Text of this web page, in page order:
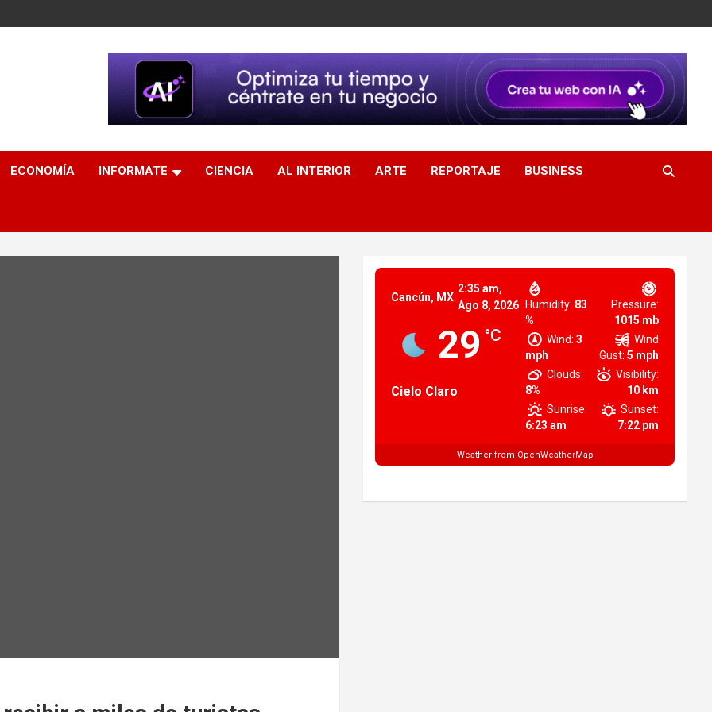
ECONOMÍA INFORMATE CIENCIA AL INTERIOR ARTE REPORTAJE BUSINESS
Cancún, MX
2:35 am,
Ago 8, 2026
29 °C
Cielo Claro
Humidity: 83
%
Pressure:
1015 mb
Wind: 3
mph
Wind
Gust: 5 mph
Clouds:
8%
Visibility:
10 km
Sunrise:
6:23 am
Sunset:
7:22 pm
Weather from OpenWeatherMap